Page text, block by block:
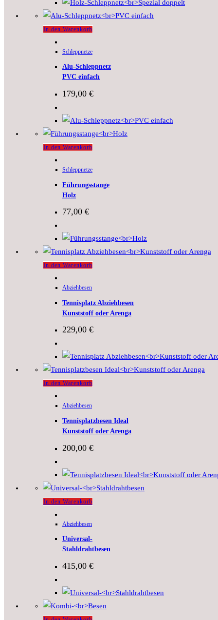
In den Warenkorb
Schleppnetze
Alu-Schleppnetz
PVC einfach
179,00 €
In den Warenkorb
Schleppnetze
Führungsstange
Holz
77,00 €
In den Warenkorb
Abziehbesen
Tennisplatz Abziehbesen
Kunststoff oder Arenga
229,00 €
In den Warenkorb
Abziehbesen
Tennisplatzbesen Ideal
Kunststoff oder Arenga
200,00 €
In den Warenkorb
Abziehbesen
Universal-
Stahldrahtbesen
415,00 €